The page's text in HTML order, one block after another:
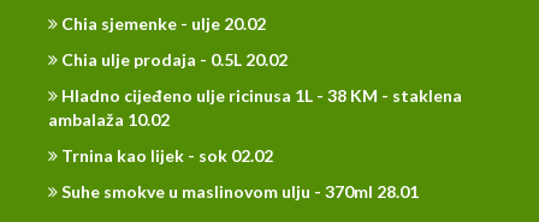
Chia sjemenke - ulje 20.02
Chia ulje prodaja - 0.5L 20.02
Hladno cijeđeno ulje ricinusa 1L - 38 KM - staklena
ambalaža 10.02
Trnina kao lijek - sok 02.02
Suhe smokve u maslinovom ulju - 370ml 28.01